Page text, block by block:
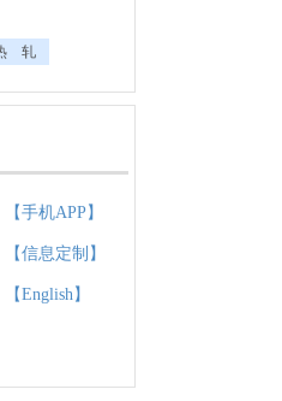
轧
【手机APP】
【信息定制】
【English】